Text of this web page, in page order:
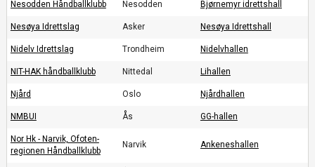
Nesodden Håndballklubb Nesodden Bjørnemyr idrettshall
Nesøya Idrettslag Asker Nesøya Idrettshall
Nidelv Idrettslag Trondheim Nidelvhallen
NIT-HAK håndballklubb Nittedal Lihallen
Njård Oslo Njårdhallen
NMBUI Ås GG-hallen
Nor Hk - Narvik, Ofoten-
regionen Håndballklubb
Narvik Ankeneshallen